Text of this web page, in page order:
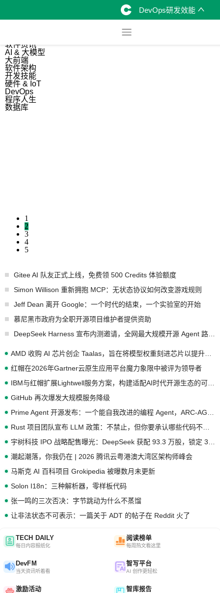
DevOps研发效能
软件资讯
AI & 大模型
大前端
软件架构
开发技能
硬件 & IoT
DevOps
程序人生
数据库
1
2
3
4
5
Gitee AI 队友正式上线，免费领 500 Credits 体验额度
Simon Willison 重新拥抱 MCP：无状态协议如何改变游戏规则
Jeff Dean 离开 Google：一个时代的结束，一个实验室的开始
慕尼黑市政府为全职开源项目维护者提供资助
红帽在2026年Gartner云原生应用平台魔力象限中被评为领导者
GitHub 再次爆发大规模服务降级
潮起潮落，你我仍在 | 2026 腾讯云粤港澳大湾区架构师峰会
马斯克 AI 百科项目 Grokipedia 被曝数月未更新
Solon I18n：三种解析器，零样板代码
张一鸣的三次否决：字节跳动为什么不蒸馏
让非法状态不可表示：一篇关于 ADT 的帖子在 Reddit 火了
TECH DAILY
每日内容报纸化
阅读榜单
每周热文看这里
DevFM
当天资讯听着看
智写平台
AI 创作更轻松
激励活动 智库报告